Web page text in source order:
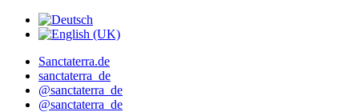
Sanctaterra.de
sanctaterra_de
@sanctaterra_de
@sanctaterra_de